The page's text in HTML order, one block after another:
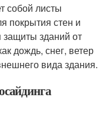
собой листы
покрытия стен и
защиты зданий от
дождь, снег, ветер
вида здания.